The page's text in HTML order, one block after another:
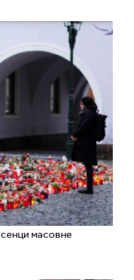
масовне